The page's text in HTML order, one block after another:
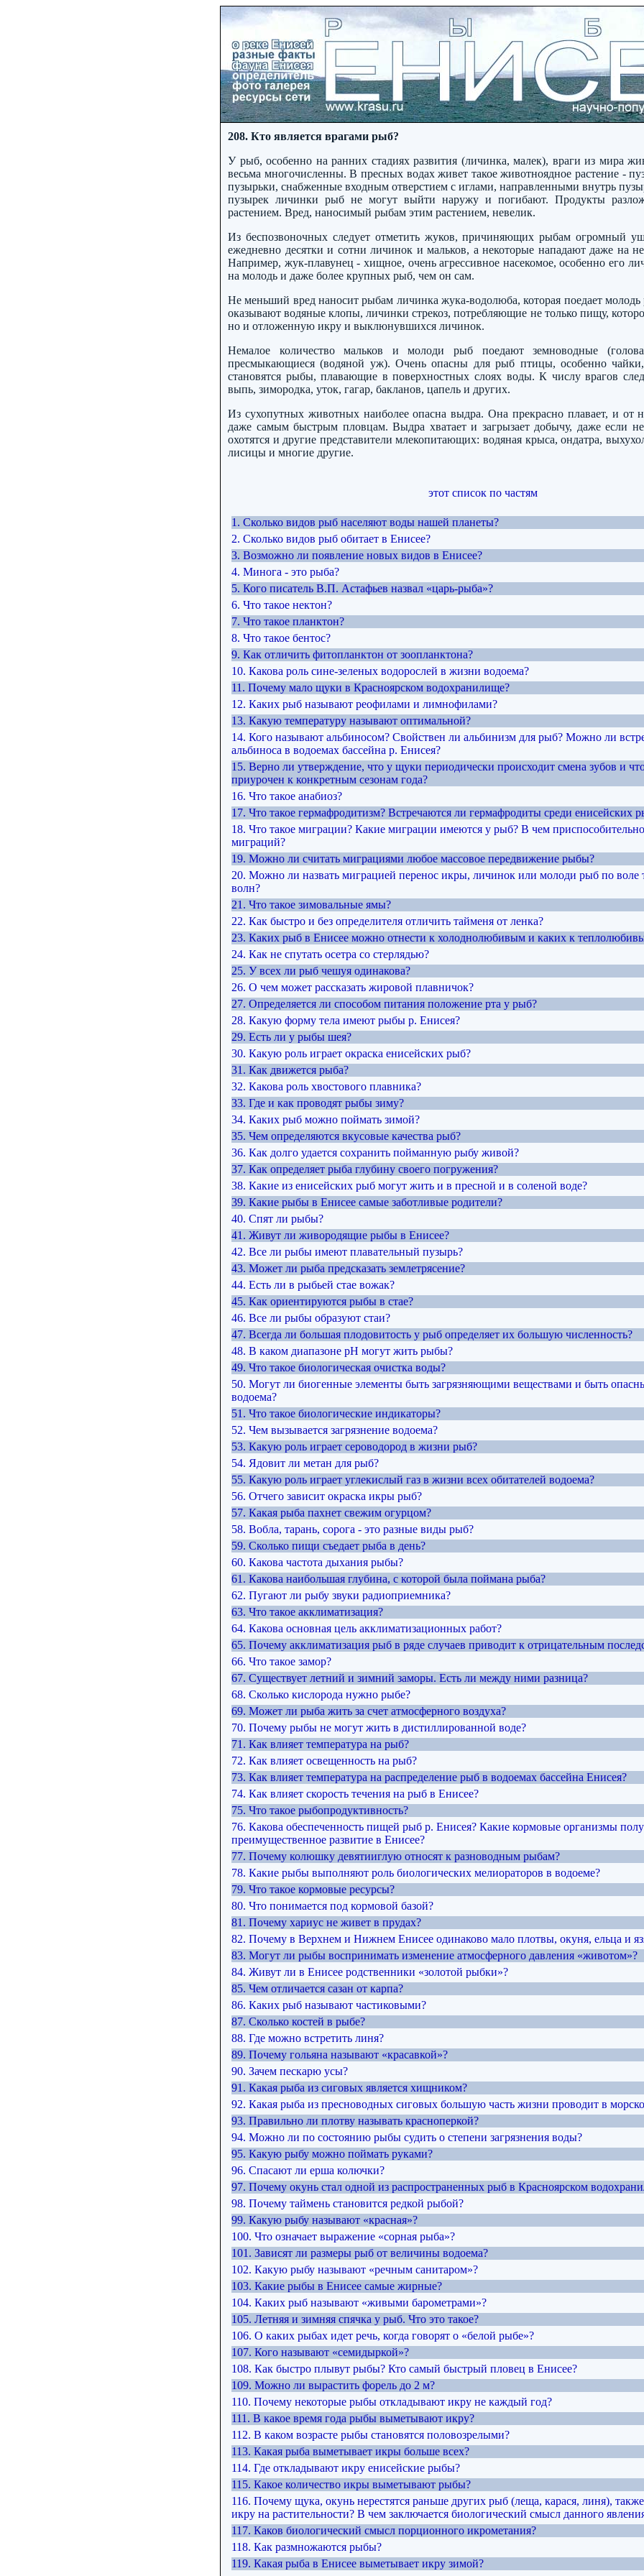
208. Кто является врагами рыб?
У рыб, особенно на ранних стадиях развития (личинка, малек), враги из мира
весьма многочисленны. В пресных водах живет такое животноядное растение -
пузырьки, снабженные входным отверстием с иглами, направленными внутрь
пузырек личинки рыб не могут выйти наружу и погибают. Продукты
растением. Вред, наносимый рыбам этим растением, невелик.
Из беспозвоночных следует отметить жуков, причиняющих рыбам огромный
ежедневно десятки и сотни личинок и мальков, а некоторые нападают даже на
Например, жук-плавунец - хищное, очень агрессивное насекомое, особенно его
на молодь и даже более крупных рыб, чем он сам.
Не меньший вред наносит рыбам личинка жука-водолюба, которая поедает
оказывают водяные клопы, личинки стрекоз, потребляющие не только пищу,
но и отложенную икру и выклюнувшихся личинок.
Немалое количество мальков и молоди рыб поедают земноводные
пресмыкающиеся (водяной уж). Очень опасны для рыб птицы, особенно
становятся рыбы, плавающие в поверхностных слоях воды. К числу врагов
выпь, зимородка, уток, гагар, бакланов, цапель и других.
Из сухопутных животных наиболее опасна выдра. Она прекрасно плавает, и от
даже самым быстрым пловцам. Выдра хватает и загрызает добычу, даже если
охотятся и другие представители млекопитающих: водяная крыса, ондатра,
лисицы и многие другие.
этот список по частям
1. Сколько видов рыб населяют воды нашей планеты?
2. Сколько видов рыб обитает в Енисее?
3. Возможно ли появление новых видов в Енисее?
4. Минога - это рыба?
5. Кого писатель В.П. Астафьев назвал «царь-рыба»?
6. Что такое нектон?
7. Что такое планктон?
8. Что такое бентос?
9. Как отличить фитопланктон от зоопланктона?
10. Какова роль сине-зеленых водорослей в жизни водоема?
11. Почему мало щуки в Красноярском водохранилище?
12. Каких рыб называют реофилами и лимнофилами?
13. Какую температуру называют оптимальной?
14. Кого называют альбиносом? Свойствен ли альбинизм для рыб? Можно ли
альбиноса в водоемах бассейна р. Енисея?
15. Верно ли утверждение, что у щуки периодически происходит смена зубов и
приурочен к конкретным сезонам года?
16. Что такое анабиоз?
17. Что такое гермафродитизм? Встречаются ли гермафродиты среди енисейских
18. Что такое миграции? Какие миграции имеются у рыб? В чем
миграций?
19. Можно ли считать миграциями любое массовое передвижение рыбы?
20. Можно ли назвать миграцией перенос икры, личинок или молоди рыб по воле
волн?
21. Что такое зимовальные ямы?
22. Как быстро и без определителя отличить тайменя от ленка?
23. Каких рыб в Енисее можно отнести к холоднолюбивым и каких к
24. Как не спутать осетра со стерлядью?
25. У всех ли рыб чешуя одинакова?
26. О чем может рассказать жировой плавничок?
27. Определяется ли способом питания положение рта у рыб?
28. Какую форму тела имеют рыбы р. Енисея?
29. Есть ли у рыбы шея?
30. Какую роль играет окраска енисейских рыб?
31. Как движется рыба?
32. Какова роль хвостового плавника?
33. Где и как проводят рыбы зиму?
34. Каких рыб можно поймать зимой?
35. Чем определяются вкусовые качества рыб?
36. Как долго удается сохранить пойманную рыбу живой?
37. Как определяет рыба глубину своего погружения?
38. Какие из енисейских рыб могут жить и в пресной и в соленой воде?
39. Какие рыбы в Енисее самые заботливые родители?
40. Спят ли рыбы?
41. Живут ли живородящие рыбы в Енисее?
42. Все ли рыбы имеют плавательный пузырь?
43. Может ли рыба предсказать землетрясение?
44. Есть ли в рыбьей стае вожак?
45. Как ориентируются рыбы в стае?
46. Все ли рыбы образуют стаи?
47. Всегда ли большая плодовитость у рыб определяет их большую численность?
48. В каком диапазоне рН могут жить рыбы?
49. Что такое биологическая очистка воды?
50. Могут ли биогенные элементы быть загрязняющими веществами и быть
водоема?
51. Что такое биологические индикаторы?
52. Чем вызывается загрязнение водоема?
53. Какую роль играет сероводород в жизни рыб?
54. Ядовит ли метан для рыб?
55. Какую роль играет углекислый газ в жизни всех обитателей водоема?
56. Отчего зависит окраска икры рыб?
57. Какая рыба пахнет свежим огурцом?
58. Вобла, тарань, сорога - это разные виды рыб?
59. Сколько пищи съедает рыба в день?
60. Какова частота дыхания рыбы?
61. Какова наибольшая глубина, с которой была поймана рыба?
62. Пугают ли рыбу звуки радиоприемника?
63. Что такое акклиматизация?
64. Какова основная цель акклиматизационных работ?
65. Почему акклиматизация рыб в ряде случаев приводит к отрицательным
66. Что такое замор?
67. Существует летний и зимний заморы. Есть ли между ними разница?
68. Сколько кислорода нужно рыбе?
69. Может ли рыба жить за счет атмосферного воздуха?
70. Почему рыбы не могут жить в дистиллированной воде?
71. Как влияет температура на рыб?
72. Как влияет освещенность на рыб?
73. Как влияет температура на распределение рыб в водоемах бассейна Енисея?
74. Как влияет скорость течения на рыб в Енисее?
75. Что такое рыбопродуктивность?
76. Какова обеспеченность пищей рыб р. Енисея? Какие кормовые организмы
преимущественное развитие в Енисее?
77. Почему колюшку девятииглую относят к разноводным рыбам?
78. Какие рыбы выполняют роль биологических мелиораторов в водоеме?
79. Что такое кормовые ресурсы?
80. Что понимается под кормовой базой?
81. Почему хариус не живет в прудах?
82. Почему в Верхнем и Нижнем Енисее одинаково мало плотвы, окуня, ельца и
83. Могут ли рыбы воспринимать изменение атмосферного давления «животом»?
84. Живут ли в Енисее родственники «золотой рыбки»?
85. Чем отличается сазан от карпа?
86. Каких рыб называют частиковыми?
87. Сколько костей в рыбе?
88. Где можно встретить линя?
89. Почему гольяна называют «красавкой»?
90. Зачем пескарю усы?
91. Какая рыба из сиговых является хищником?
92. Какая рыба из пресноводных сиговых большую часть жизни проводит в
93. Правильно ли плотву называть красноперкой?
94. Можно ли по состоянию рыбы судить о степени загрязнения воды?
95. Какую рыбу можно поймать руками?
96. Спасают ли ерша колючки?
97. Почему окунь стал одной из распространенных рыб в Красноярском
98. Почему таймень становится редкой рыбой?
99. Какую рыбу называют «красная»?
100. Что означает выражение «сорная рыба»?
101. Зависят ли размеры рыб от величины водоема?
102. Какую рыбу называют «речным санитаром»?
103. Какие рыбы в Енисее самые жирные?
104. Каких рыб называют «живыми барометрами»?
105. Летняя и зимняя спячка у рыб. Что это такое?
106. О каких рыбах идет речь, когда говорят о «белой рыбе»?
107. Кого называют «семидыркой»?
108. Как быстро плывут рыбы? Кто самый быстрый пловец в Енисее?
109. Можно ли вырастить форель до 2 м?
110. Почему некоторые рыбы откладывают икру не каждый год?
111. В какое время года рыбы выметывают икру?
112. В каком возрасте рыбы становятся половозрелыми?
113. Какая рыба выметывает икры больше всех?
114. Где откладывают икру енисейские рыбы?
115. Какое количество икры выметывают рыбы?
116. Почему щука, окунь нерестятся раньше других рыб (леща, карася, линя),
икру на растительности? В чем заключается биологический смысл данного
117. Каков биологический смысл порционного икрометания?
118. Как размножаются рыбы?
119. Какая рыба в Енисее выметывает икру зимой?